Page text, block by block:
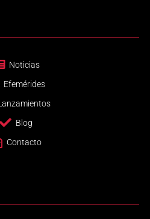
Noticias
Efemérides
Blog
Contacto